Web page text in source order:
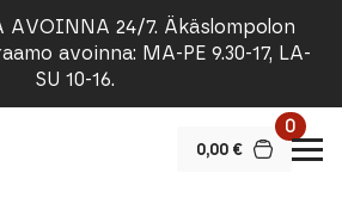
AVOINNA 24/7. Äkäslompolon
avoinna: MA-PE 9.30-17, LA-
SU 10-16.
0,00 €
0